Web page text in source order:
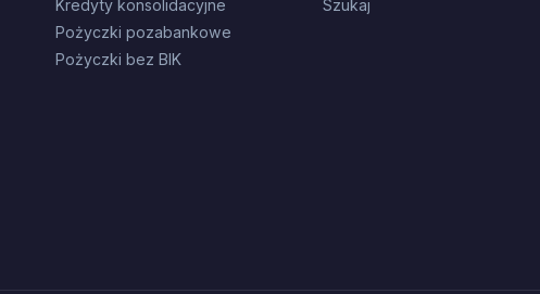
Kredyty konsolidacyjne
Pożyczki pozabankowe
Pożyczki bez BIK
Szukaj